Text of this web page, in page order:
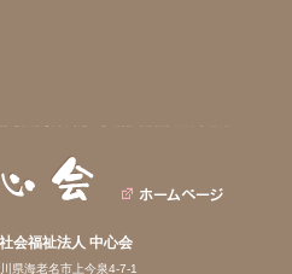
会福祉法人 中心会
県海老名市上今泉4-7-1